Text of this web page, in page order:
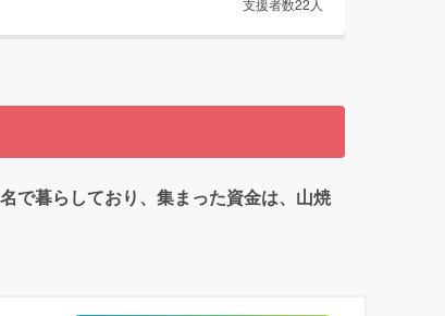
で暮らしており、集まった資金は、山焼